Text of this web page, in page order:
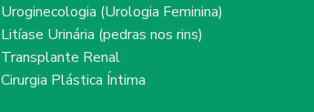
Uroginecologia (Urologia Feminina)
Litíase Urinária (pedras nos rins)
Transplante Renal
Cirurgia Plástica Íntima